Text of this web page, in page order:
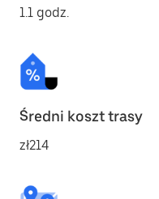
1.1 godz.
Średni koszt trasy
zł214